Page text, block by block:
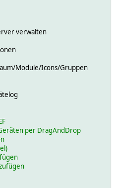
verwalten
Module/Icons/Gruppen
per DragAndDrop